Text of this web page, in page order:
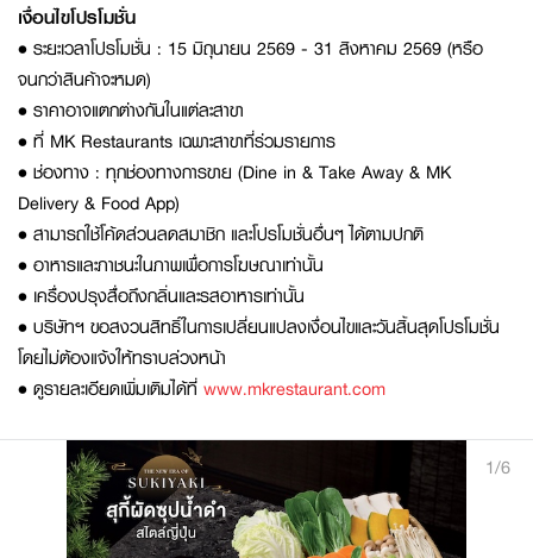
เงื่อนไขโปรโมชั่น
• ระยะเวลาโปรโมชั่น : 15 มิถุนายน 2569 - 31 สิงหาคม 2569 (หรือ
จนกว่าสินค้าจะหมด)
• ราคาอาจแตกต่างกันในแต่ละสาขา
• ที่ MK Restaurants เฉพาะสาขาที่ร่วมรายการ
• ช่องทาง : ทุกช่องทางการขาย (Dine in & Take Away & MK
Delivery & Food App)
• สามารถใช้โค้ดส่วนลดสมาชิก และโปรโมชั่นอื่นๆ ได้ตามปกติ
• อาหารและภาชนะในภาพเพื่อการโฆษณาเท่านั้น
• เครื่องปรุงสื่อถึงกลิ่นและรสอาหารเท่านั้น
• บริษัทฯ ขอสงวนสิทธิ์ในการเปลี่ยนแปลงเงื่อนไขและวันสิ้นสุดโปรโมชั่น
โดยไม่ต้องแจ้งให้ทราบล่วงหน้า
• ดูรายละเอียดเพิ่มเติมได้ที่www.mkrestaurant.com
1/6